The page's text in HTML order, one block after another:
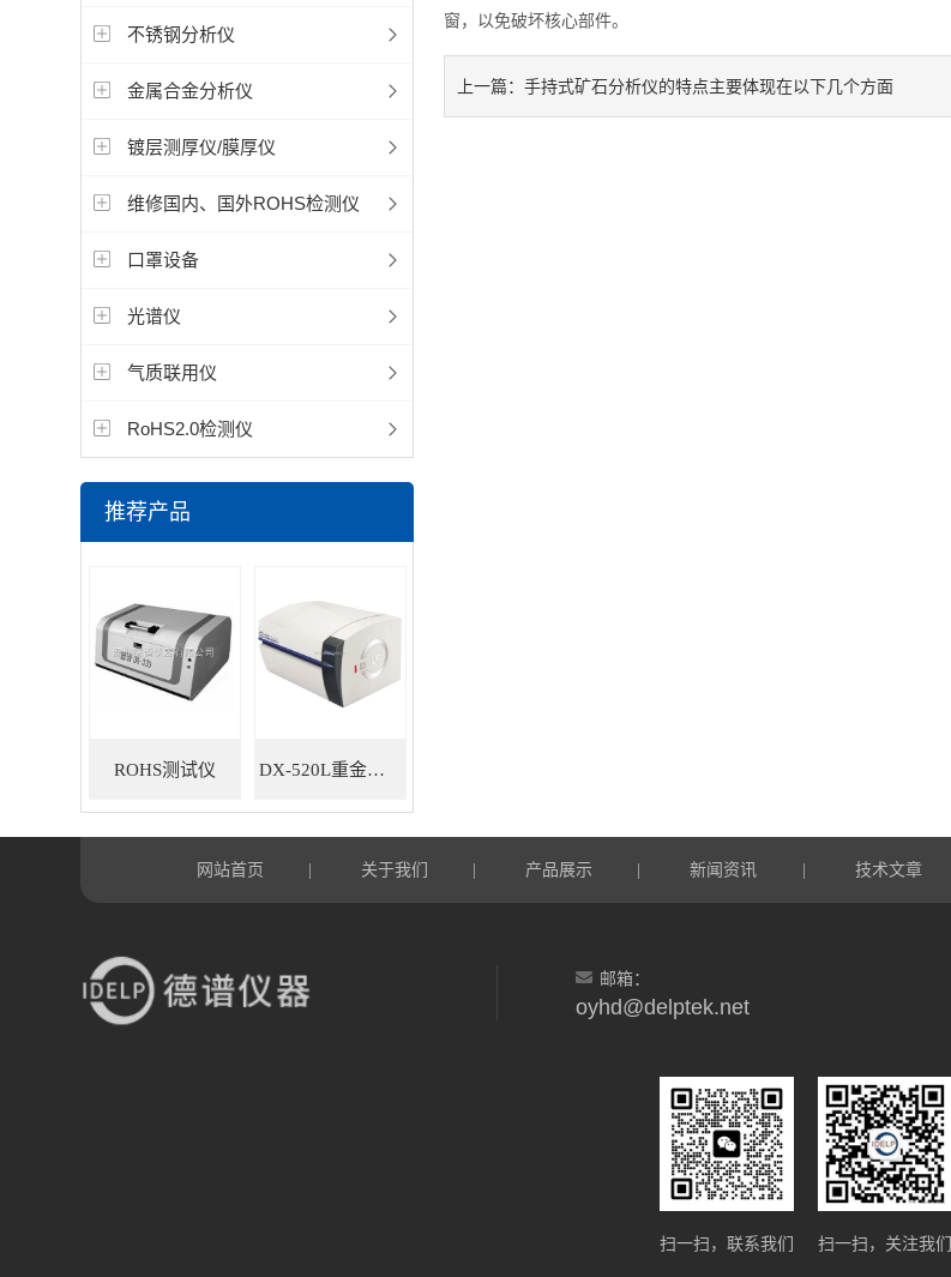
不锈钢分析仪
金属合金分析仪
镀层测厚仪/膜厚仪
维修国内、国外ROHS检测仪
口罩设备
光谱仪
气质联用仪
RoHS2.0检测仪
推荐产品
ROHS测试仪 DX-520L重金属ROHS检测仪
窗，以免破坏核心部件。
上一篇： 手持式矿石分析仪的特点主要体现在以下几个方面
网站首页 关于我们 产品展示 新闻资讯 技术文章
邮箱：
oyhd@delptek.net
扫一扫，联系我们 扫一扫，关注我们